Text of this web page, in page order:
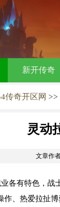
新开传奇
传奇开区网 >>
灵动
文章作
各有特色，战
作、热爱拉扯